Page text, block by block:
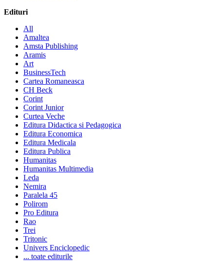
Edituri
All
Amaltea
Amsta Publishing
Aramis
Art
BusinessTech
Cartea Romaneasca
CH Beck
Corint
Corint Junior
Curtea Veche
Editura Didactica si Pedagogica
Editura Economica
Editura Medicala
Editura Publica
Humanitas
Humanitas Multimedia
Leda
Nemira
Paralela 45
Polirom
Pro Editura
Rao
Trei
Tritonic
Univers Enciclopedic
... toate editurile